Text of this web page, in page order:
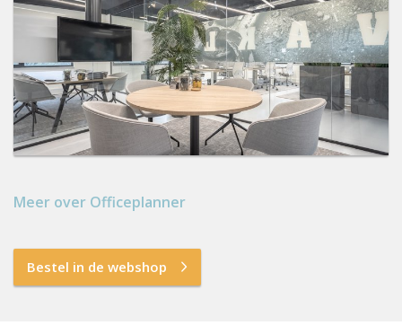
Meer over Officeplanner
Bestel in de webshop